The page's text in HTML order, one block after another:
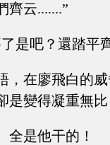
齊云.......”
是吧？還踏平
，在廖飛白的
是變得凝重無
全是他干的！